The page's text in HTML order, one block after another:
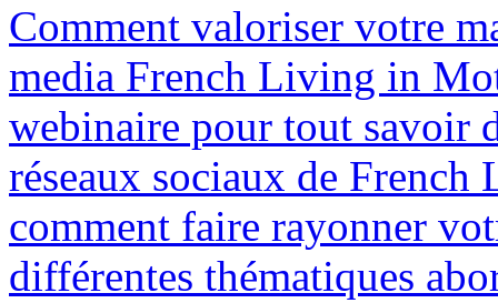
Comment valoriser votre
media French Living in
webinaire pour tout savoir
réseaux sociaux de
comment faire rayonner
différentes thématiques